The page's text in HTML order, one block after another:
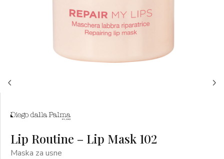
Lip Routine – Lip Mask 102
Maska za usne